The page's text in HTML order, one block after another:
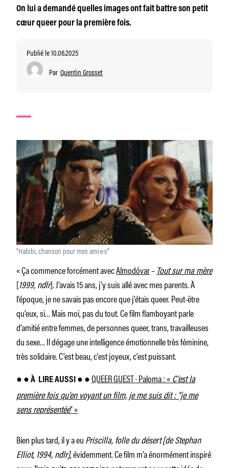
On lui a demandé quelles images ont fait battre son petit
cœur queer pour la première fois.
Publié le 10.06.2025
Par Quentin Grosset
"Habibi, chanson pour mes ami·e·s"
« Ça commence forcément avecAlmodóvar– Tout sur ma mère
[1999, ndlr]. J’avais 15 ans, j’y suis allé avec mes parents. À
l’époque, je ne savais pas encore que j’étais queer. Peut-être
qu’eux, si… Mais moi, pas du tout. Ce film flamboyant parle
d’amitié entre femmes, de personnes queer, trans, travailleuses
du sexe… Il dégage une intelligence émotionnelle très féminine,
très solidaire. C’est beau, c’est joyeux, c’est puissant.
● ● À LIRE AUSSI ● ● QUEER GUEST · Paloma : «C’est la
première fois qu’en voyant un film, je me suis dit : “je me
sens représentée” »
Bien plus tard, il y a euPriscilla, folle du désert[de Stephan
Elliot, 1994, ndlr], évidemment. Ce film m’a énormément inspiré